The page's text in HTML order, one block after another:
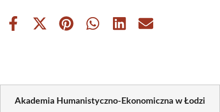
Share
Share
Share
Share
Share
Share
Akademia Humanistyczno-Ekonomiczna w Łodzi